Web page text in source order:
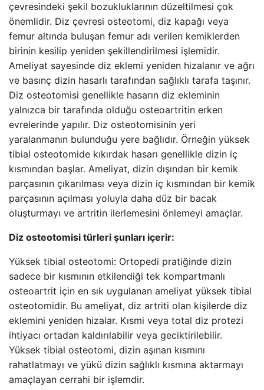
çevresindeki şekil bozukluklarının düzeltilmesi çok
önemlidir. Diz çevresi osteotomi, diz kapağı veya
femur altında buluşan femur adı verilen kemiklerden
birinin kesilip yeniden şekillendirilmesi işlemidir.
Ameliyat sayesinde diz eklemi yeniden hizalanır ve ağrı
ve basınç dizin hasarlı tarafından sağlıklı tarafa taşınır.
Diz osteotomisi genellikle hasarın diz ekleminin
yalnızca bir tarafında olduğu osteoartritin erken
evrelerinde yapılır. Diz osteotomisinin yeri
yaralanmanın bulunduğu yere bağlıdır. Örneğin yüksek
tibial osteotomide kıkırdak hasarı genellikle dizin iç
kısmından başlar. Ameliyat, dizin dışından bir kemik
parçasının çıkarılması veya dizin iç kısmından bir kemik
parçasının açılması yoluyla daha düz bir bacak
oluşturmayı ve artritin ilerlemesini önlemeyi amaçlar.
Diz osteotomisi türleri şunları içerir:
Yüksek tibial osteotomi: Ortopedi pratiğinde dizin
sadece bir kısmının etkilendiği tek kompartmanlı
osteoartrit için en sık uygulanan ameliyat yüksek tibial
osteotomidir. Bu ameliyat, diz artriti olan kişilerde diz
eklemini yeniden hizalar. Kısmi veya total diz protezi
ihtiyacı ortadan kaldırılabilir veya geciktirilebilir.
Yüksek tibial osteotomi, dizin aşınan kısmını
rahatlatmayı ve yükü dizin sağlıklı kısmına aktarmayı
amaçlayan cerrahi bir işlemdir.